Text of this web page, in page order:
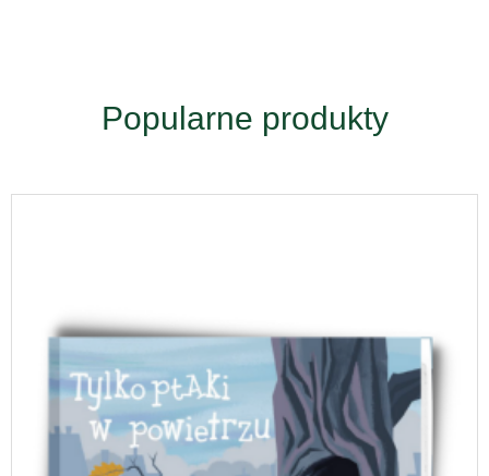
Popularne produkty